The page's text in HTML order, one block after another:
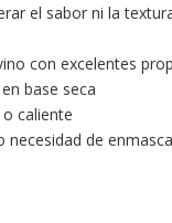
el sabor ni la
con excelentes
base seca
caliente
de